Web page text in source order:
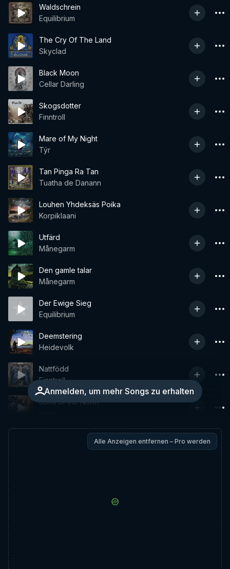
Waldschrein
Equilibrium
The Cry Of The Land
Skyclad
Black Moon
Cellar Darling
Skogsdotter
Finntroll
Mare of My Night
Týr
Tan Pinga Ra Tan
Tuatha de Danann
Louhen Yhdeksäs Poika
Korpiklaani
Utfärd
Månegarm
Den gamle talar
Månegarm
Der Ewige Sieg
Equilibrium
Deemstering
Heidevolk
Anmelden, um mehr Songs zu erhalten
Nattfödd
Finntroll
Sons of the North
Alle Anzeigen entfernen – Pro werden